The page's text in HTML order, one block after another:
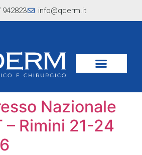
942823 info@qderm.it
Nazionale
– Rimini 21-24